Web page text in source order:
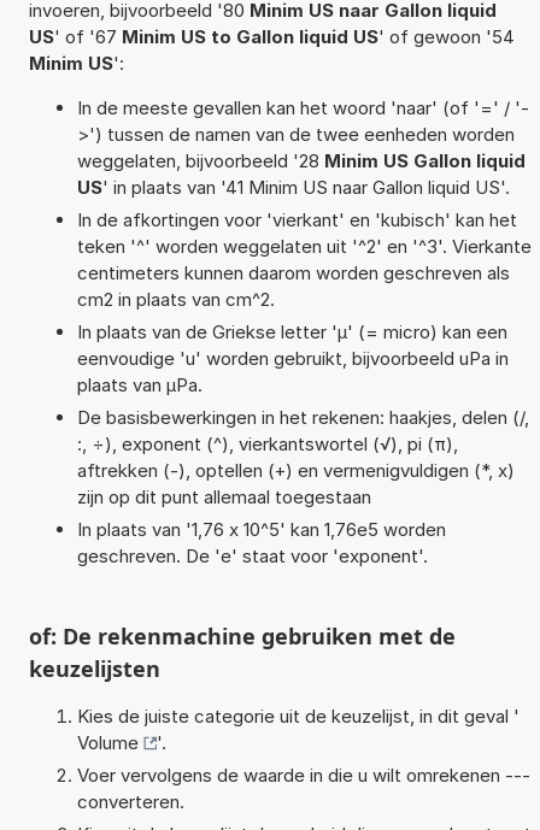
invoeren, bijvoorbeeld '80 Minim US naar Gallon liquid
US' of '67 Minim US to Gallon liquid US' of gewoon '54
Minim US':
In de meeste gevallen kan het woord 'naar' (of '=' / '-
>') tussen de namen van de twee eenheden worden
weggelaten, bijvoorbeeld '28 Minim US Gallon liquid
US' in plaats van '41 Minim US naar Gallon liquid US'.
In de afkortingen voor 'vierkant' en 'kubisch' kan het
teken '^' worden weggelaten uit '^2' en '^3'. Vierkante
centimeters kunnen daarom worden geschreven als
cm2 in plaats van cm^2.
In plaats van de Griekse letter 'µ' (= micro) kan een
eenvoudige 'u' worden gebruikt, bijvoorbeeld uPa in
plaats van µPa.
De basisbewerkingen in het rekenen: haakjes, delen (/,
:, ÷), exponent (^), vierkantswortel (√), pi (π),
aftrekken (-), optellen (+) en vermenigvuldigen (*, x)
zijn op dit punt allemaal toegestaan
In plaats van '1,76 x 10^5' kan 1,76e5 worden
geschreven. De 'e' staat voor 'exponent'.
of: De rekenmachine gebruiken met de
keuzelijsten
Kies de juiste categorie uit de keuzelijst, in dit geval '
Volume
'.
Voer vervolgens de waarde in die u wilt omrekenen ---
converteren.